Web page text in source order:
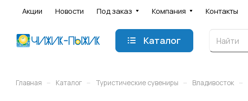
Акции Новости Под заказ Компания Контакты
Каталог
Главная – Каталог – Туристические сувениры – Владивосток –